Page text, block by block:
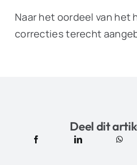
Naar het oordeel van het
correcties terecht
Deel dit